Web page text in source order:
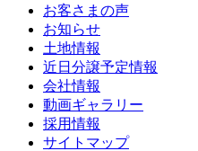
お客さまの声
お知らせ
土地情報
近日分譲予定情報
会社情報
動画ギャラリー
採用情報
サイトマップ